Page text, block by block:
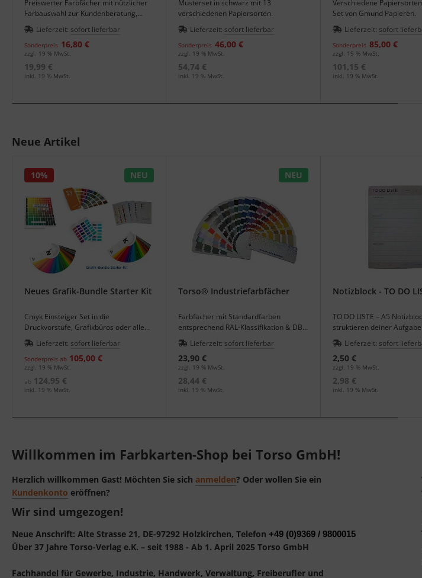
Preiswerter Farbfächer mit nützlicher
Farbauswahl zur Kundenberatung,
Entscheidungsfindung als
Kundengeschenk oder für den
Musterkoffer.
Lieferzeit: sofort lieferbar
Sonderpreis 16,80 €
zzgl. 19 % MwSt.
19,99 €
inkl. 19 % MwSt.
Musterset in schwarz mit 13
verschiedenen Papiersorten.
Lieferzeit: sofort lieferbar
Sonderpreis 46,00 €
zzgl. 19 % MwSt.
54,74 €
inkl. 19 % MwSt.
Verschiedene
Set von Gmund Papieren.
Lieferzeit: sofort
Sonderpreis 85,00 €
zzgl. 19 % MwSt.
101,15 €
inkl. 19 % MwSt.
Neue Artikel
NEU
Neues Grafik-Bundle Starter Kit
Cmyk Einsteiger Set in die
Druckvorstufe, Grafikbüros oder alle
die ihre Drucksachen selbst gestalten
möchten
Lieferzeit: sofort lieferbar
Sonderpreis ab 105,00 €
10%
zzgl. 19 % MwSt.
ab
124,95 €
inkl. 19 % MwSt.
NEU
Torso® Industriefarbfächer
Farbfächer mit Standardfarben
entsprechend RAL-Klassifikation & DB
Eisenglimmer Farben.
Lieferzeit: sofort lieferbar
23,90 €
zzgl. 19 % MwSt.
28,44 €
inkl. 19 % MwSt.
Notizblock - TO DO
TO DO LISTE – A5
struktieren deiner
Lieferzeit: sofort
2,50 €
zzgl. 19 % MwSt.
2,98 €
inkl. 19 % MwSt.
Willkommen im Farbkarten-Shop bei Torso GmbH!
Herzlich willkommen Gast! Möchten Sie sich anmelden? Oder wollen Sie ein
Kundenkonto eröffnen?
Wir sind umgezogen!
Neue Anschrift: Alte Strasse 21, DE-97292 Holzkirchen, Telefon +49 (0)9369 / 9800015
Über 37 Jahre Torso-Verlag e.K. – seit 1988 - Ab 1. April 2025 Torso GmbH
Fachhandel für Gewerbe, Industrie, Handwerk, Verwaltung, Freiberufler und